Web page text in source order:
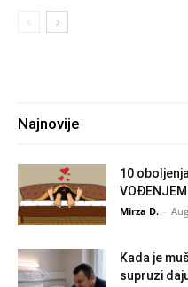
Najnovije
10
Mirza D. -
Kada je
supruzi